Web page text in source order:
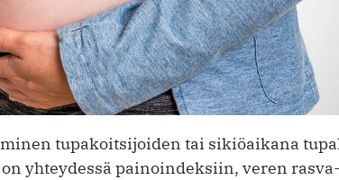
tupakoitsijoiden tai sikiöaikana
on yhteydessä painoindeksiin, veren